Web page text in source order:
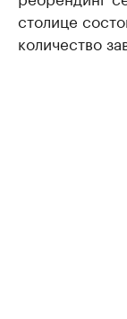
столице
количество